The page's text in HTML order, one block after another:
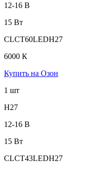
12-16 В
15 Вт
CLCT60LEDH27
6000 К
Купить на Озон
1 шт
H27
12-16 В
15 Вт
CLCT43LEDH27